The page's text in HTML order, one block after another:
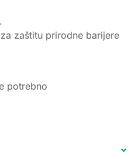
zaštitu prirodne barijere
potrebno